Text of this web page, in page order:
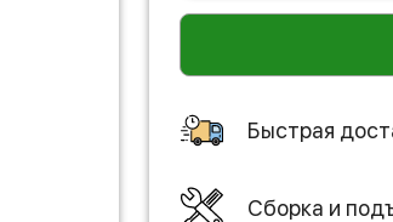
Быстрая
Сборка и